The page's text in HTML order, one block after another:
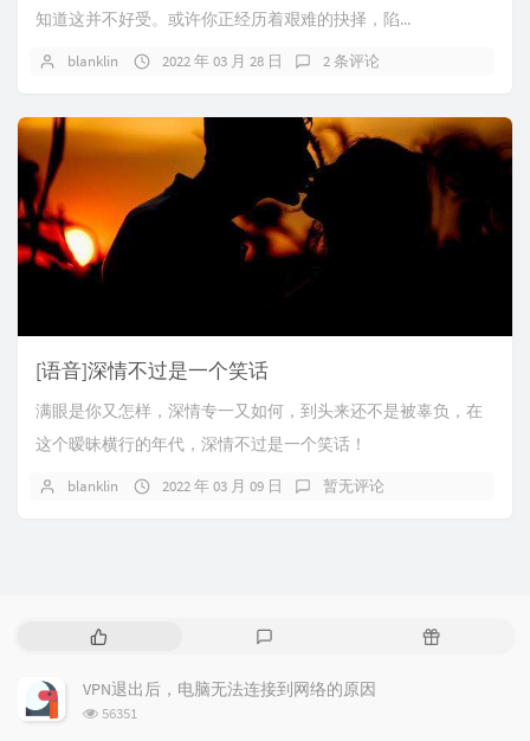
知道这并不好受。或许你正经历着艰难的抉择，陷...
blanklin 2022 年 03 月 28 日 2 条评论
[语音]深情不过是一个笑话
满眼是你又怎样，深情专一又如何，到头来还不是被辜负，在
这个暧昧横行的年代，深情不过是一个笑话！
blanklin 2022 年 03 月 09 日 暂无评论
热
文
章
评
论
随
VPN退出后，电脑无法连接到网络的原因
浏
56351